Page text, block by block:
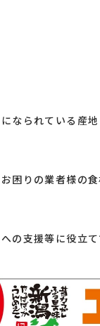
なられている産
困りの業者様の
支援等に役立